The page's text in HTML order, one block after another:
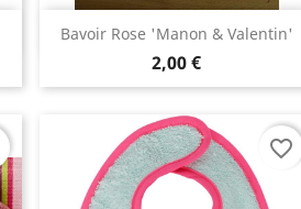
Bavoir Rose 'Manon & Valentin'
2,00 €
Aperçu rapide
favorite_border